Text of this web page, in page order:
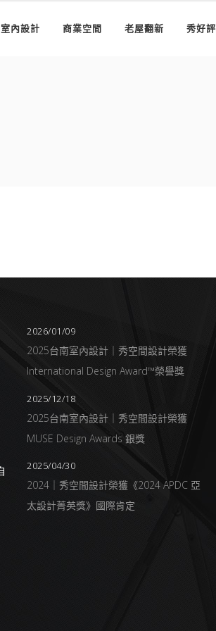
室內設計 商業空間 老屋翻新 秀好評
2026/01/09
2025台南室內設計｜秀空間設計榮獲
International Design Award™榮譽獎
2025/12/18
2025台南室內設計｜秀空間設計榮獲
MUSE Design Awards 銀獎
2025/04/30
2024｜秀空間設計榮獲《2024 APDC 亞
太設計菁英獎》國際肯定